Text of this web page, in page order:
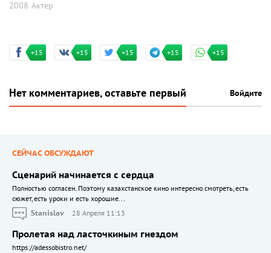
2008 Актер
+15 +15 +15 +15 +15
Нет комментариев, оставьте первый Войдите
СЕЙЧАС ОБСУЖДАЮТ
Сценарий начинается с сердца
Полностью согласен. Поэтому казахстанское кино интересно смотреть, есть
сюжет, есть уроки и есть хорошие...
Stanislav
28 Апреля 11:13
Пролетая над ласточкиным гнездом
https://adessobistro.net/